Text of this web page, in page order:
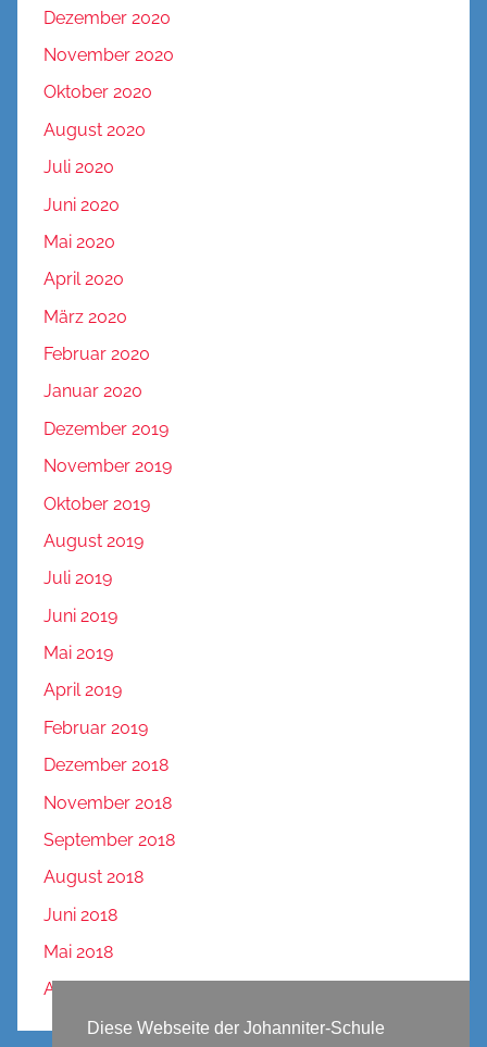
Dezember 2020
November 2020
Oktober 2020
August 2020
Juli 2020
Juni 2020
Mai 2020
April 2020
März 2020
Februar 2020
Januar 2020
Dezember 2019
November 2019
Oktober 2019
August 2019
Juli 2019
Juni 2019
Mai 2019
April 2019
Februar 2019
Dezember 2018
November 2018
September 2018
August 2018
Juni 2018
Mai 2018
April 2018
Diese Webseite der Johanniter-Schule